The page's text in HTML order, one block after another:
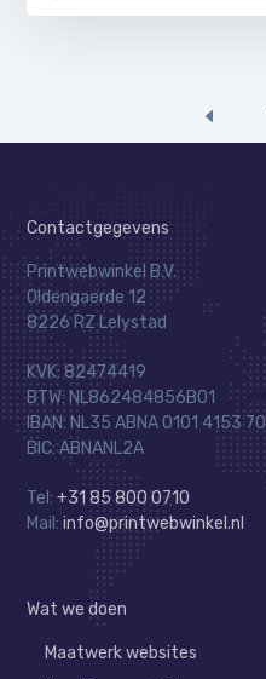
Contactgegevens
Printwebwinkel B.V.
Oldengaerde 12
8226 RZ Lelystad
KVK: 82474419
BTW: NL862484856B01
IBAN: NL35 ABNA 0101 4153 70
BIC: ABNANL2A
Tel:+31 85 800 0710
Mail:info@printwebwinkel.nl
Wat we doen
Maatwerk websites